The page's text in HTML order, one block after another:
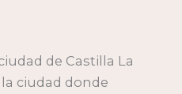
de Castilla La
la ciudad donde